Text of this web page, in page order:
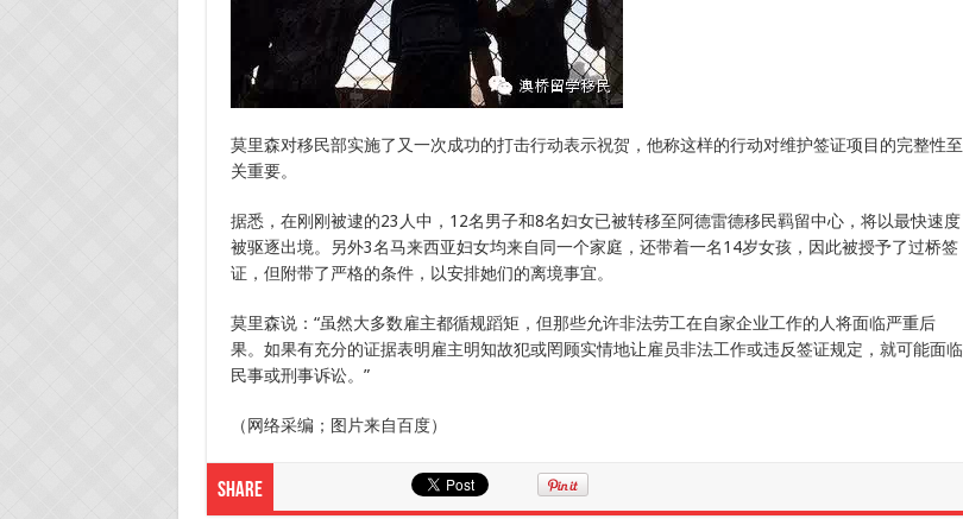
莫里森对移民部实施了又一次成功的打击行动表示祝贺，他称这样的行动对维护签证项目的完整性至
关重要。
据悉，在刚刚被逮的23人中，12名男子和8名妇女已被转移至阿德雷德移民羁留中心，将以最快速度
被驱逐出境。另外3名马来西亚妇女均来自同一个家庭，还带着一名14岁女孩，因此被授予了过桥签
证，但附带了严格的条件，以安排她们的离境事宜。
莫里森说：“虽然大多数雇主都循规蹈矩，但那些允许非法劳工在自家企业工作的人将面临严重后
果。如果有充分的证据表明雇主明知故犯或罔顾实情地让雇员非法工作或违反签证规定，就可能面临
民事或刑事诉讼。”
（网络采编；图片来自百度）
Share